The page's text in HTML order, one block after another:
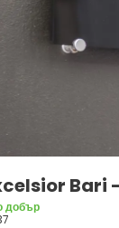
Bari
добър